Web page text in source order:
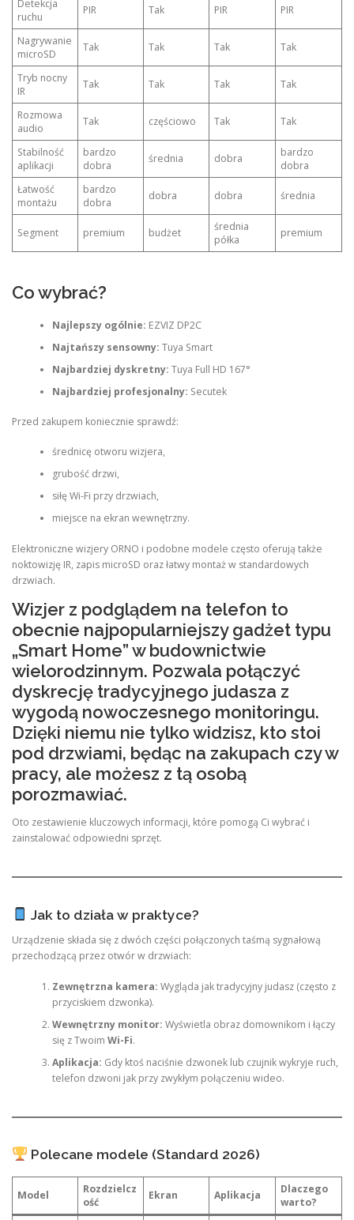
Detekcja
ruchu
PIR Tak PIR PIR
Nagrywanie
microSD
Tak Tak Tak Tak
Tryb nocny
IR
Tak Tak Tak Tak
Rozmowa
audio
Tak częściowo Tak Tak
Stabilność
aplikacji
bardzo
dobra
średnia dobra
bardzo
dobra
Łatwość
montażu
bardzo
dobra
dobra dobra średnia
Segment premium budżet
średnia
półka
premium
Co wybrać?
Najlepszy ogólnie: EZVIZ DP2C
Najtańszy sensowny: Tuya Smart
Najbardziej dyskretny: Tuya Full HD 167°
Najbardziej profesjonalny: Secutek
Przed zakupem koniecznie sprawdź:
średnicę otworu wizjera,
grubość drzwi,
siłę Wi-Fi przy drzwiach,
miejsce na ekran wewnętrzny.
Elektroniczne wizjery ORNO i podobne modele często oferują także
noktowizję IR, zapis microSD oraz łatwy montaż w standardowych
drzwiach.
Wizjer z podglądem na telefon to
obecnie najpopularniejszy gadżet typu
„Smart Home” w budownictwie
wielorodzinnym. Pozwala połączyć
dyskrecję tradycyjnego judasza z
wygodą nowoczesnego monitoringu.
Dzięki niemu nie tylko widzisz, kto stoi
pod drzwiami, będąc na zakupach czy w
pracy, ale możesz z tą osobą
porozmawiać.
Oto zestawienie kluczowych informacji, które pomogą Ci wybrać i
zainstalować odpowiedni sprzęt.
Jak to działa w praktyce?
Urządzenie składa się z dwóch części połączonych taśmą sygnałową
przechodzącą przez otwór w drzwiach:
Zewnętrzna kamera: Wygląda jak tradycyjny judasz (często z
przyciskiem dzwonka).
Wewnętrzny monitor: Wyświetla obraz domownikom i łączy
się z Twoim Wi-Fi.
Aplikacja: Gdy ktoś naciśnie dzwonek lub czujnik wykryje ruch,
telefon dzwoni jak przy zwykłym połączeniu wideo.
Polecane modele (Standard 2026)
Model
Rozdzielcz
ość
Ekran Aplikacja
Dlaczego
warto?